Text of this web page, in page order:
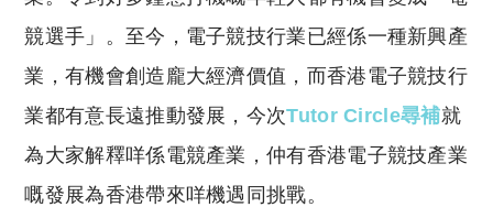
n
k
p
p
競選手」。至今，電子競技行業已經係一種新興產
業，有機會創造龐大經濟價值，而香港電子競技行
業都有意長遠推動發展，今次Tutor Circle尋補就
為大家解釋咩係電競產業，仲有香港電子競技產業
嘅發展為香港帶來咩機遇同挑戰。